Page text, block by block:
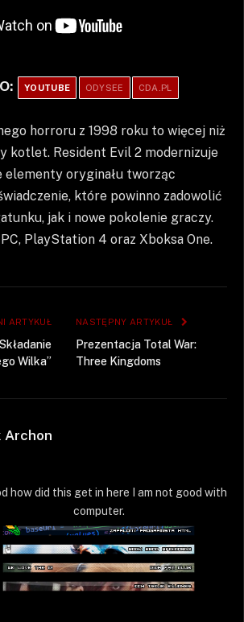
YOUTUBE ODYSEE CDA.PL
horroru z 1998 roku to więcej niż
kotlet. Resident Evil 2 modernizuje
elementy oryginału tworząc
które powinno zadowolić
jak i nowe pokolenie graczy.
PlayStation 4 oraz Xboksa One.
ARTYKUŁ
Wilka”
NASTĘPNY ARTYKUŁ
Prezentacja Total War:
Three Kingdoms
Archon
how did this get in here I am not good with
computer.